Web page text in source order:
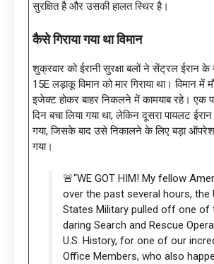
सुरक्षित है और उसकी हालत स्थिर है।
कैसे गिराया गया था विमान
शुक्रवार को ईरानी सुरक्षा बलों ने सेंट्रल ईरान
15E लड़ाकू विमान को मार गिराया था। विमान में
इजेक्ट होकर बाहर निकलने में कामयाब रहे। एक
दिन बचा लिया गया था, लेकिन दूसरा पायलट
गया, जिसके बाद उसे निकालने के लिए बड़ा
गया।
🚨“WE GOT HIM! My fellow
over the past several hours, the
States Military pulled off one of
daring Search and Rescue
U.S. History, for one of our
Office Members, who also